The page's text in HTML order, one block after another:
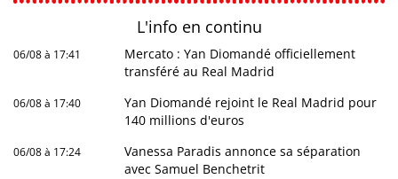
L'info en continu
06/08 à 17:41
Mercato : Yan Diomandé officiellement
transféré au Real Madrid
06/08 à 17:40
Yan Diomandé rejoint le Real Madrid pour
140 millions d'euros
06/08 à 17:24
Vanessa Paradis annonce sa séparation
avec Samuel Benchetrit